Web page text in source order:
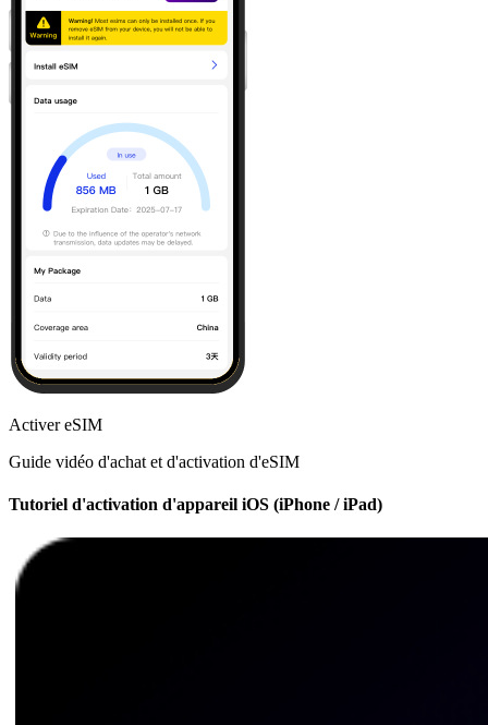
Activer eSIM
Guide vidéo d'achat et d'activation d'eSIM
Tutoriel d'activation d'appareil iOS (iPhone / iPad)